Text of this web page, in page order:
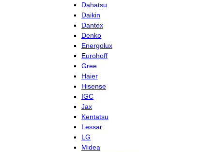
Dahatsu
Daikin
Dantex
Denko
Energolux
Eurohoff
Gree
Haier
Hisense
IGC
Jax
Kentatsu
Lessar
LG
Midea